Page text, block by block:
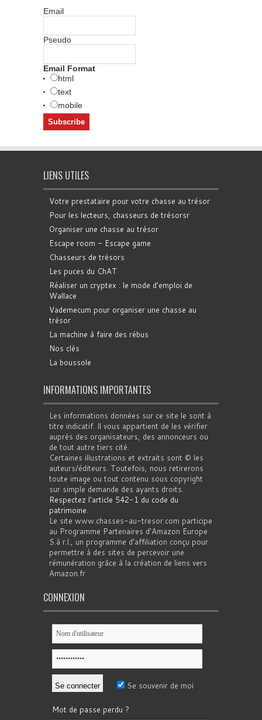
Email
Pseudo
Email Format
html
text
mobile
LIENS UTILES
Votre prestataire pour votre chasse au trésor
Pour les lecteurs, chasseurs de trésorsr
Organiser une chasse au trésor
Escape room - Escape game
Chasseurs de trésors
Les puces du ChAT
Réaliser un cryptex : le mode d'emploi de
Wallace
Vademecum pour organiser une chasse au
trésor
La machine à faire des rébus
Nos clés
La boussole
INFORMATIONS IMPORTANTES
Les informations données sur ce site le sont à
titre indicatif. Il vous appartient de les vérifier
auprès des organisateurs, des annonceurs ou
de tout autre tiers cité.
Certaines illustrations et extraits sont © les
auteurs/éditeurs. Toutefois, nous retirerons
toute image ou tout contenu sous copyright
sur simple demande des ayants droits.
Respectez l'article 542-1 du code du
patrimoine.
Le site www.chasses-au-tresor.com participe
au Programme Partenaires d’Amazon Europe
S.à r.l., un programme d’affiliation conçu pour
permettre à des sites de percevoir une
rémunération grâce à la création de liens vers
Amazon.fr
CONNEXION
Se souvenir de moi
Mot de passe perdu ?